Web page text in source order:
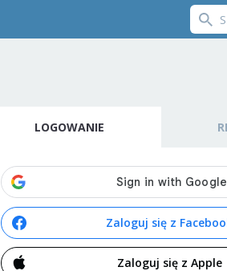
LOGOWANIE
Zaloguj się z
Zaloguj się z Apple